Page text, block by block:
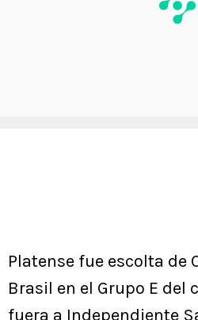
Platense fue escolta de
Brasil en el Grupo E del
fuera a Independiente